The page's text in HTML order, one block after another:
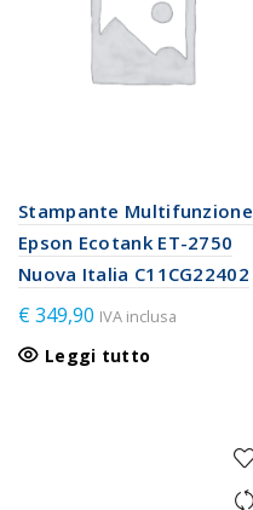
Stampante Multifunzione
Epson Ecotank ET-2750
Nuova Italia C11CG22402
€349,90 IVA inclusa
Leggi tutto